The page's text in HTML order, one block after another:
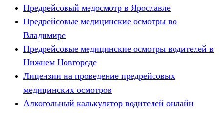
Предрейсовый медосмотр в Ярославле
Предрейсовые медицинские осмотры во
Владимире
Предрейсовые медицинские осмотры водителей в
Нижнем Новгороде
Лицензии на проведение предрейсовых
медицинских осмотров
Алкогольный калькулятор водителей онлайн